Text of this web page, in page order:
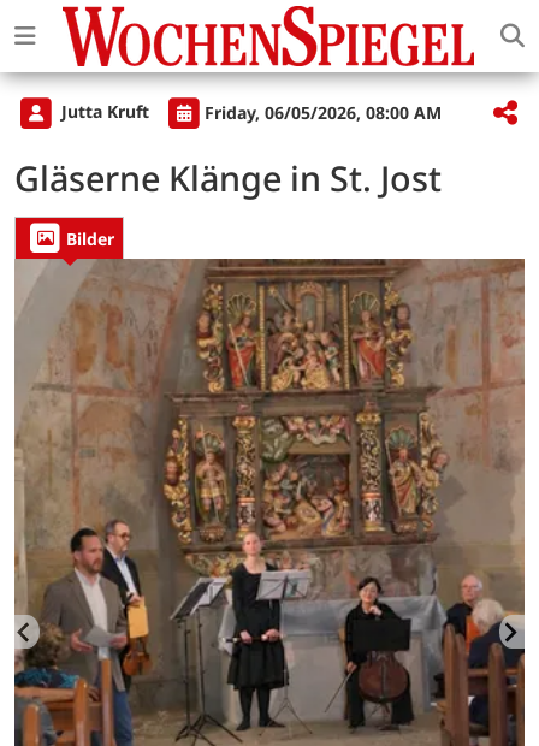
Jutta Kruft Friday, 06/05/2026, 08:00 AM
Gläserne Klänge in St. Jost
Bilder